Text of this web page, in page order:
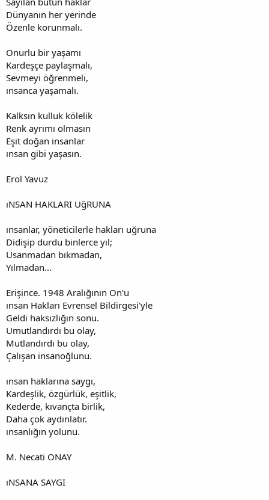
Dünyanın her yerinde
Özenle korunmalı.
Onurlu bir yaşamı
Kardeşçe paylaşmalı,
Sevmeyi öğrenmeli,
ınsanca yaşamalı.
Kalksın kulluk kölelik
Renk ayrımı olmasın
Eşit doğan insanlar
ınsan gibi yaşasın.
Erol Yavuz
ıNSAN HAKLARI UğRUNA
ınsanlar, yöneticilerle hakları uğruna
Didişip durdu binlerce yıl;
Usanmadan bıkmadan,
Yılmadan...
Erişince. 1948 Aralığının On'u
ınsan Hakları Evrensel Bildirgesi'yle
Geldi haksızlığın sonu.
Umutlandırdı bu olay,
Mutlandırdı bu olay,
Çalışan insanoğlunu.
ınsan haklarına saygı,
Kardeşlik, özgürlük, eşitlik,
Kederde, kıvançta birlik,
Daha çok aydınlatır.
ınsanlığın yolunu.
M. Necati ONAY
ıNSANA SAYGI